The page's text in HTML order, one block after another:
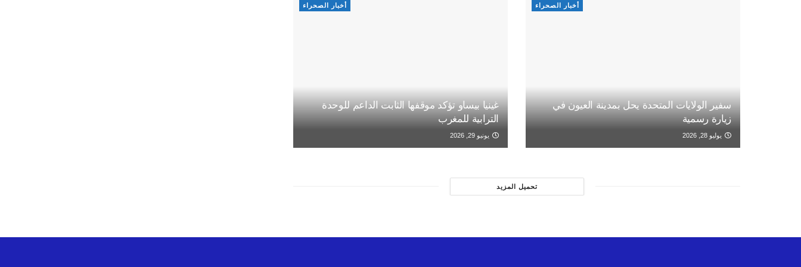
أخبار الصحراء
سفير الولايات المتحدة يحل بمدينة العيون في
زيارة رسمية
يوليو 28, 2026
أخبار الصحراء
غينيا بيساو تؤكد موقفها الثابت الداعم للوحدة
الترابية للمغرب
يونيو 29, 2026
تحميل المزيد